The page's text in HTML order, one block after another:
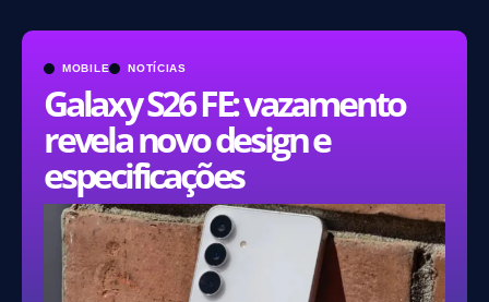
MOBILE NOTÍCIAS
Galaxy S26 FE: vazamento
revela novo design e
especificações